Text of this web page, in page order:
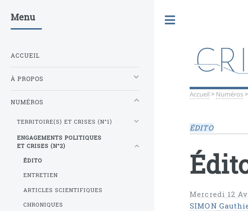
Accueil > Numéros>
ÉDITO
Mercredi 12
SIMON
Menu
ACCUEIL
À PROPOS
NUMÉROS
TERRITOIRE(S) ET CRISES (N°1)
ENGAGEMENTS POLITIQUES
ET CRISES (N°2)
ÉDITO
ENTRETIEN
ARTICLES SCIENTIFIQUES
CHRONIQUES